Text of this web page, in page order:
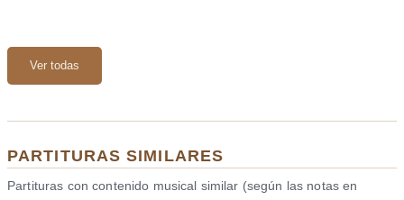
Ver todas
PARTITURAS SIMILARES
Partituras con contenido musical similar (según las notas en